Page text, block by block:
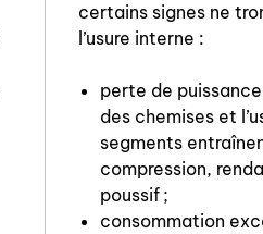
certains signes ne
l’usure interne :
perte de
des chemises et
segments
compression,
poussif ;
consommation